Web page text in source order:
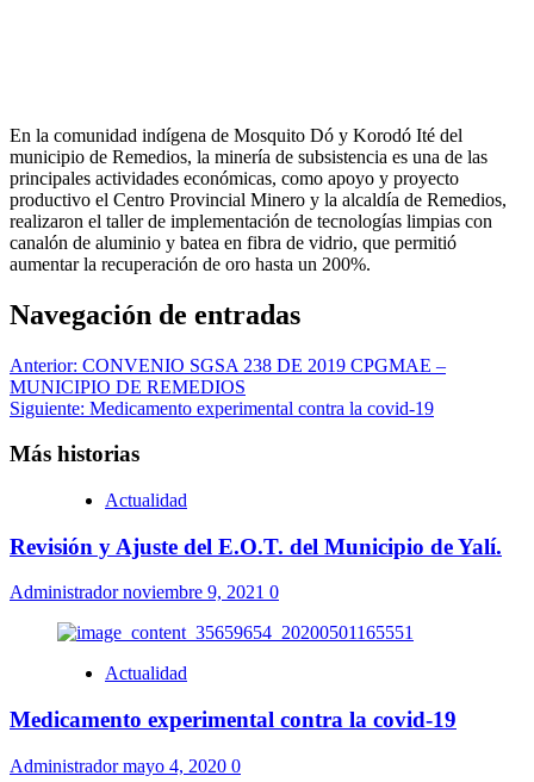
En la comunidad indígena de Mosquito Dó y Korodó Ité del
municipio de Remedios, la minería de subsistencia es una de las
principales actividades económicas, como apoyo y proyecto
productivo el Centro Provincial Minero y la alcaldía de Remedios,
realizaron el taller de implementación de tecnologías limpias con
canalón de aluminio y batea en fibra de vidrio, que permitió
aumentar la recuperación de oro hasta un 200%.
Navegación de entradas
Anterior: CONVENIO SGSA 238 DE 2019 CPGMAE –
MUNICIPIO DE REMEDIOS
Siguiente: Medicamento experimental contra la covid-19
Más historias
Actualidad
Revisión y Ajuste del E.O.T. del Municipio de Yalí.
Administradornoviembre 9, 2021 0
Actualidad
Medicamento experimental contra la covid-19
Administradormayo 4, 2020 0